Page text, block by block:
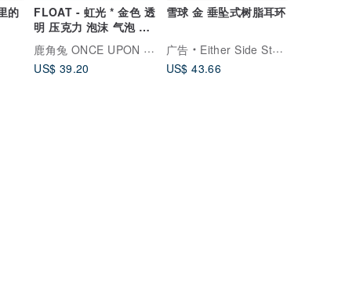
的
FLOAT - 虹光 * 金色 透
明 压克力 泡沫 气泡 耳
骨夹
鹿角兔 ONCE UPON A TIME
US$ 39.20
雪球 金 垂坠式树脂耳环
广告
Either Side Store
US$ 43.66